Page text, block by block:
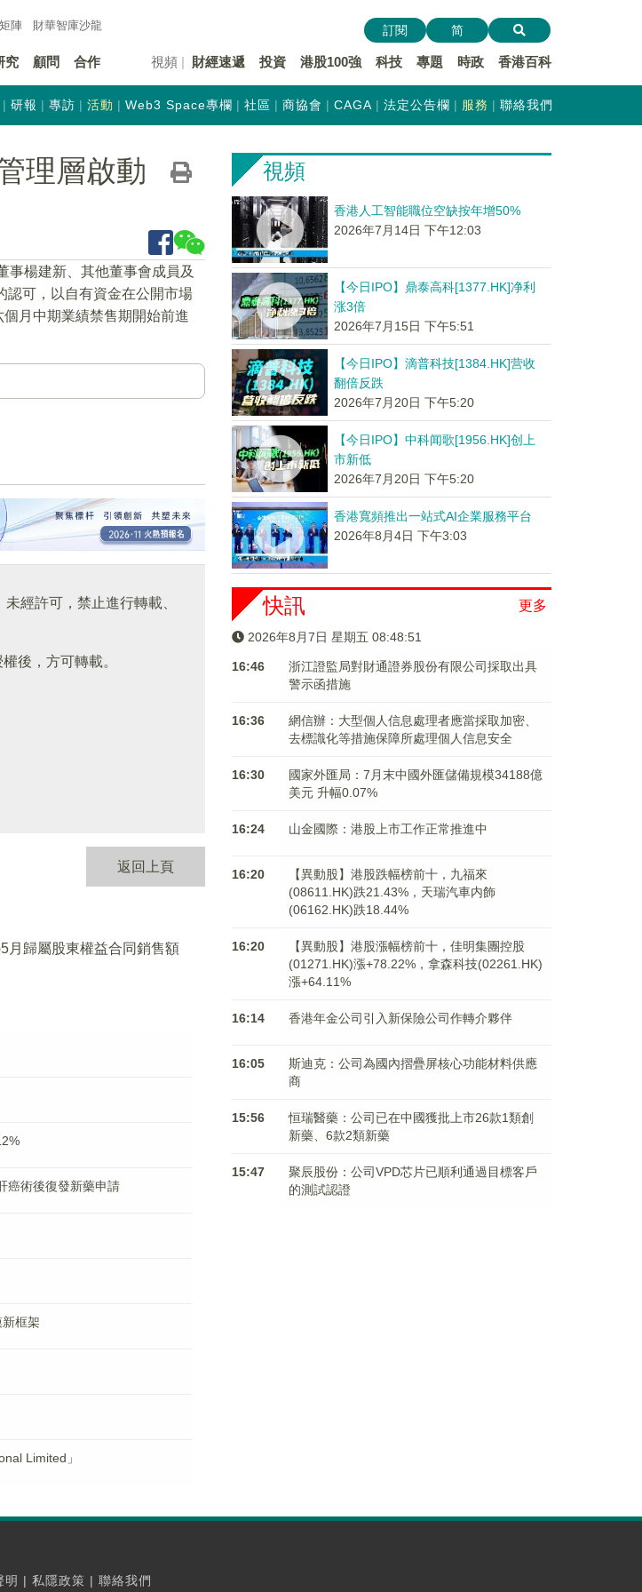
陣 財華智庫沙龍
究 顧問 合作 視頻 財經速遞 投資 港股100強 科技 專題 時政 香港百科
訂閱 简
研報 專訪 活動 Web3 Space專欄 社區 商協會 CAGA 法定公告欄 服務 聯絡我們
理層啟動
事楊建新、其他董事會成員及
認可，以自有資金在公開市場
月中期業績禁售期開始前進
經許可，禁止進行轉載、
後，方可轉載。
返回上頁
月歸屬股東權益合同銷售額
癌術後復發新藥申請
框架
Limited」
視頻
香港人工智能職位空缺按年增50%
2026年7月14日 下午12:03
【今日IPO】鼎泰高科[1377.HK]净利
涨3倍
2026年7月15日 下午5:51
【今日IPO】滴普科技[1384.HK]营收
翻倍反跌
2026年7月20日 下午5:20
【今日IPO】中科闻歌[1956.HK]创上
市新低
2026年7月20日 下午5:20
香港寬頻推出一站式AI企業服務平台
2026年8月4日 下午3:03
更多
快訊
2026年8月7日 星期五 08:48:51
16:46
浙江證監局對財通證券股份有限公司採取出具
警示函措施
16:36
網信辦：大型個人信息處理者應當採取加密、
去標識化等措施保障所處理個人信息安全
16:30
國家外匯局：7月末中國外匯儲備規模34188億
美元 升幅0.07%
16:24 山金國際：港股上市工作正常推進中
16:20
【異動股】港股跌幅榜前十，九福來
(08611.HK)跌21.43%，天瑞汽車内飾
(06162.HK)跌18.44%
16:20
【異動股】港股漲幅榜前十，佳明集團控股
(01271.HK)漲+78.22%，拿森科技(02261.HK)
漲+64.11%
16:14 香港年金公司引入新保險公司作轉介夥伴
16:05
斯迪克：公司為國內摺疊屏核心功能材料供應
商
15:56
恒瑞醫藥：公司已在中國獲批上市26款1類創
新藥、6款2類新藥
15:47
聚辰股份：公司VPD芯片已順利通過目標客戶
的測試認證
明 | 私隱政策 | 聯絡我們